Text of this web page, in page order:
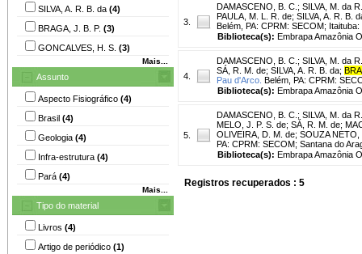
SILVA, A. R. B. da (4)
BRAGA, J. B. P. (3)
GONCALVES, H. S. (3)
Mais...
Assunto
Aspecto Fisiográfico (4)
Brasil (4)
Geologia (4)
Infra-estrutura (4)
Pará (4)
Mais...
Tipo do material
Livros (4)
Artigo de periódico (1)
3.
DAMASCENO, B. C. ; SILVA, M. da
PAULA, M. L. R. de; SILVA, A. R. B.
Belém, PA: CPRM: SECOM;
Biblioteca(s): Embrapa Amazônia
4.
DAMASCENO, B. C. ; SILVA, M. da
SÁ, R. M. de; SILVA, A. R. B. da;
Pau d'Arco. Belém, PA: CPRM:
Biblioteca(s): Embrapa Amazônia
5.
DAMASCENO, B. C. ; SILVA, M. da
MELO, J. P. S. de; SÁ, R. M. de;
OLIVEIRA, D. M. de; SOUZA NETO,
PA: CPRM: SECOM; Santana do
Biblioteca(s): Embrapa Amazônia
Registros recuperados : 5